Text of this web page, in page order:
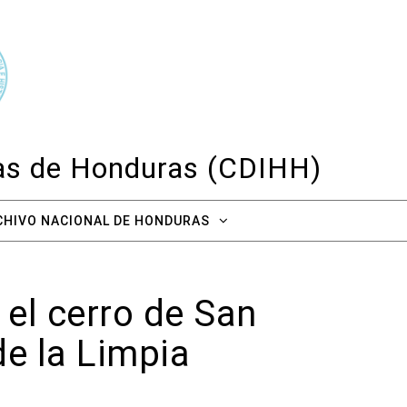
de Honduras (CDIHH)
NACIONAL DE HONDURAS
cerro de San
la Limpia